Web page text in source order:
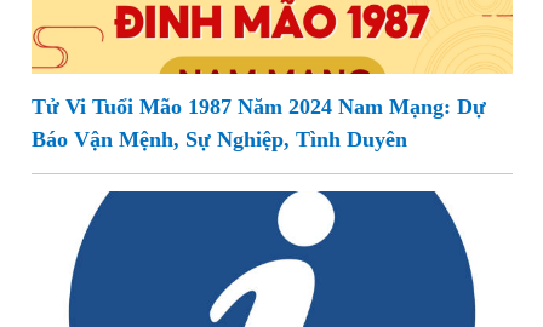
Tử Vi Tuổi Mão 1987 Năm 2024 Nam Mạng: Dự
Báo Vận Mệnh, Sự Nghiệp, Tình Duyên